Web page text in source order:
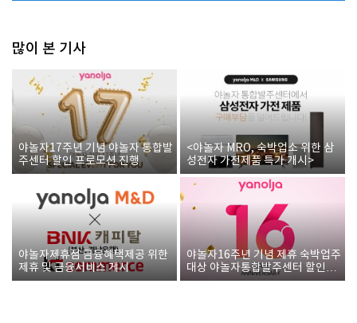
많이 본 기사
야놀자17주년 기념 야놀자 통합발
주센터 할인 프로모션 진행
<야놀자 MRO, 숙박업소 위한 삼
성전자 가전제품 특가 개시>
야놀자제휴점 금융혜택제공 위한
제휴 및 금융서비스 게시
야놀자16주년 기념 제휴 숙박업주
대상 야놀자통합발주센터 할인쿠
폰 증정